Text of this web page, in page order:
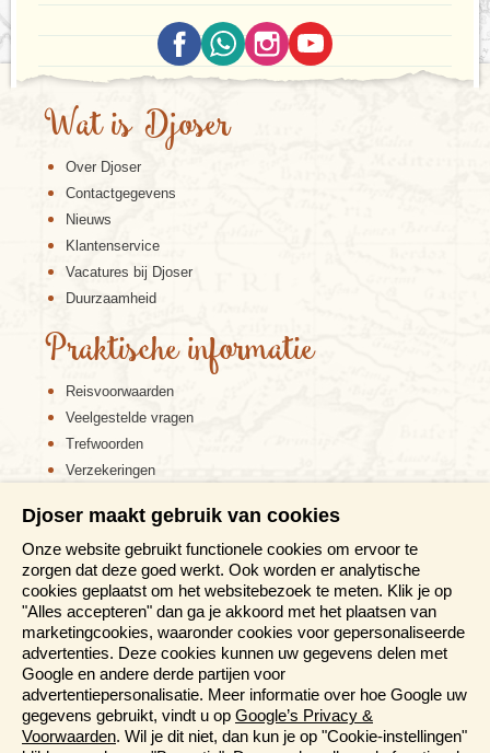
Wat is Djoser
Over Djoser
Contactgegevens
Nieuws
Klantenservice
Vacatures bij Djoser
Duurzaamheid
Praktische informatie
Reisvoorwaarden
Veelgestelde vragen
Trefwoorden
Verzekeringen
Disclaimer
Cookiebeleid
Privacy verklaring
Reis en boek met Djoser zekerheid
Meer weten?
Brochures aanvragen
Informatiedagen
Magazine
Djoser maakt gebruik van cookies
Onze website gebruikt functionele cookies om ervoor te
zorgen dat deze goed werkt. Ook worden er analytische
cookies geplaatst om het websitebezoek te meten. Klik je op
"Alles accepteren" dan ga je akkoord met het plaatsen van
marketingcookies, waaronder cookies voor gepersonaliseerde
advertenties. Deze cookies kunnen uw gegevens delen met
Google en andere derde partijen voor
advertentiepersonalisatie. Meer informatie over hoe Google uw
gegevens gebruikt, vindt u op Google’s Privacy &
Voorwaarden. Wil je dit niet, dan kun je op "Cookie-instellingen"